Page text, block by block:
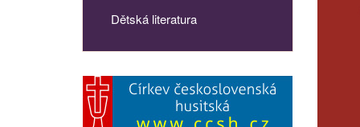
Dětská literatura